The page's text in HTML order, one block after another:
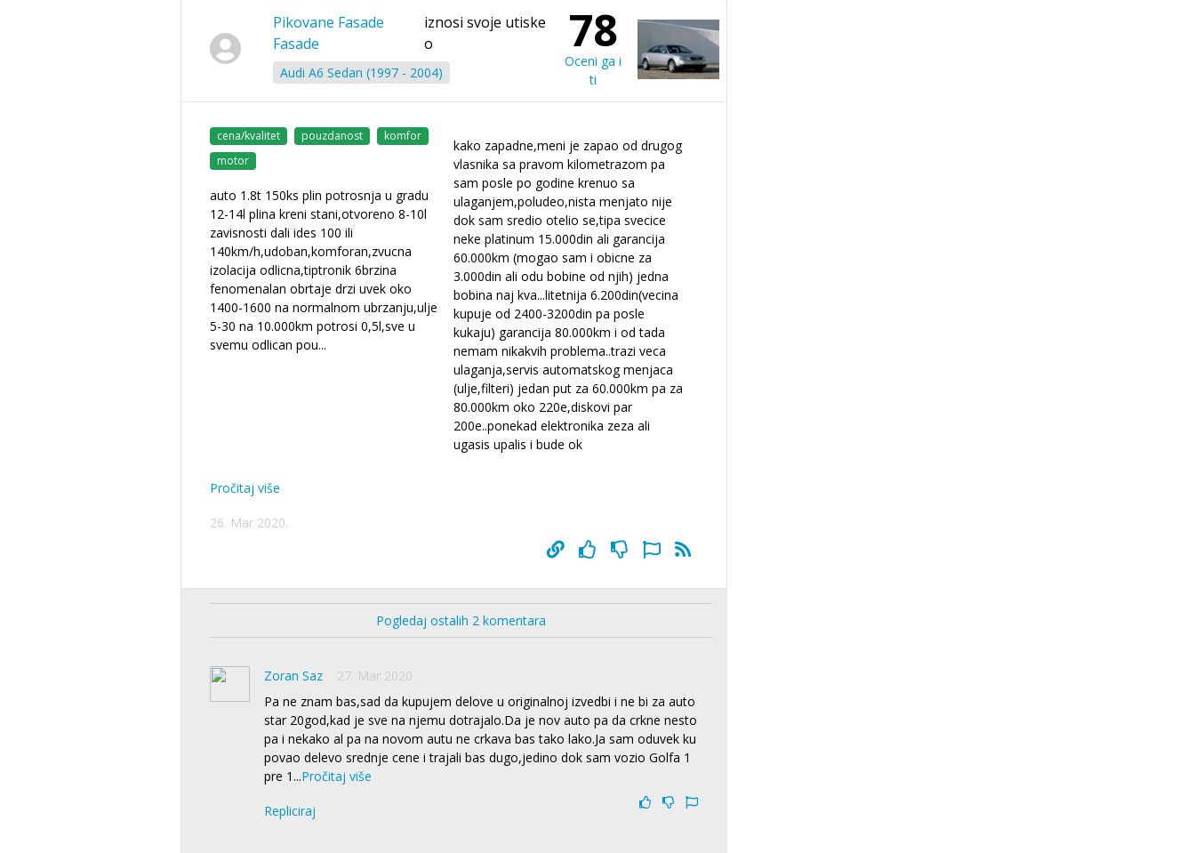
Pikovane Fasade
Fasade
iznosi svoje utiske
o
Audi A6 Sedan (1997 - 2004)
78
Oceni ga i
ti
cena/kvalitet pouzdanost
komfor
motor
auto 1.8t 150ks plin potrosnja u gradu
12-14l plina kreni stani,otvoreno 8-10l
zavisnosti dali ides 100 ili
140km/h,udoban,komforan,zvucna
izolacija odlicna,tiptronik 6brzina
fenomenalan obrtaje drzi uvek oko
1400-1600 na normalnom ubrzanju,ulje
5-30 na 10.000km potrosi 0,5l,sve u
svemu odlican pou...
kako zapadne,meni je zapao od drugog
vlasnika sa pravom kilometrazom pa
sam posle po godine krenuo sa
ulaganjem,poludeo,nista menjato nije
dok sam sredio otelio se,tipa svecice
neke platinum 15.000din ali garancija
60.000km (mogao sam i obicne za
3.000din ali odu bobine od njih) jedna
bobina naj kva...litetnija 6.200din(vecina
kupuje od 2400-3200din pa posle
kukaju) garancija 80.000km i od tada
nemam nikakvih problema..trazi veca
ulaganja,servis automatskog menjaca
(ulje,filteri) jedan put za 60.000km pa za
80.000km oko 220e,diskovi par
200e..ponekad elektronika zeza ali
ugasis upalis i bude ok
Pročitaj više
26. Mar 2020.
Pogledaj ostalih 2 komentara
Zoran Saz
27. Mar 2020.
Pa ne znam bas,sad da kupujem delove u originalnoj izvedbi i ne bi za auto
star 20god,kad je sve na njemu dotrajalo.Da je nov auto pa da crkne nesto
pa i nekako al pa na novom autu ne crkava bas tako lako.Ja sam oduvek ku
povao delevo srednje cene i trajali bas dugo,jedino dok sam vozio Golfa 1
pre 1 ...Pročitaj više
Repliciraj